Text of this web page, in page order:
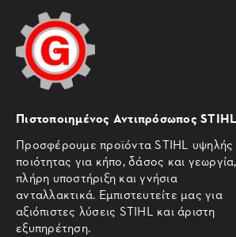
Πιστοποιημένος Αντιπρόσωπος STIHL
Προσφέρουμε προϊόντα STIHL υψηλής
ποιότητας για κήπο, δάσος και
πλήρη υποστήριξη και γνήσια
ανταλλακτικά. Εμπιστευτείτε μας για
αξιόπιστες λύσεις STIHL και άριστη
εξυπηρέτηση.